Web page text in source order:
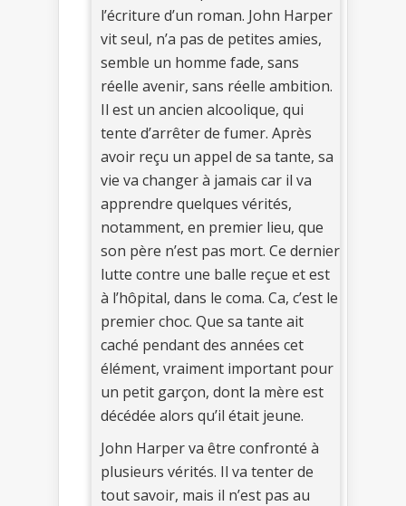
l’écriture d’un roman. John Harper
vit seul, n’a pas de petites amies,
semble un homme fade, sans
réelle avenir, sans réelle ambition.
Il est un ancien alcoolique, qui
tente d’arrêter de fumer. Après
avoir reçu un appel de sa tante, sa
vie va changer à jamais car il va
apprendre quelques vérités,
notamment, en premier lieu, que
son père n’est pas mort. Ce dernier
lutte contre une balle reçue et est
à l’hôpital, dans le coma. Ca, c’est le
premier choc. Que sa tante ait
caché pendant des années cet
élément, vraiment important pour
un petit garçon, dont la mère est
décédée alors qu’il était jeune.
John Harper va être confronté à
plusieurs vérités. Il va tenter de
tout savoir, mais il n’est pas au